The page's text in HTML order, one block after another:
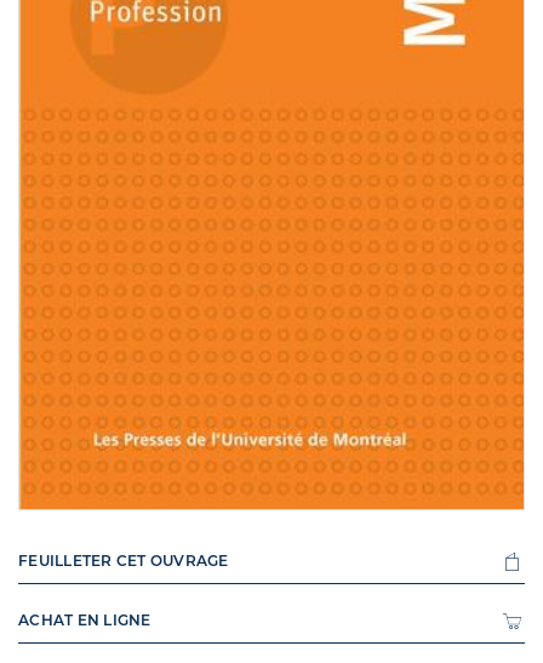
FEUILLETER CET OUVRAGE
ACHAT EN LIGNE